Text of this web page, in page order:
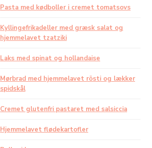
Pasta med kødboller i cremet tomatsovs
Kyllingefrikadeller med græsk salat og
hjemmelavet tzatziki
Laks med spinat og hollandaise
Mørbrad med hjemmelavet rösti og lækker
spidskål
Cremet glutenfri pastaret med salsiccia
Hjemmelavet flødekartofler